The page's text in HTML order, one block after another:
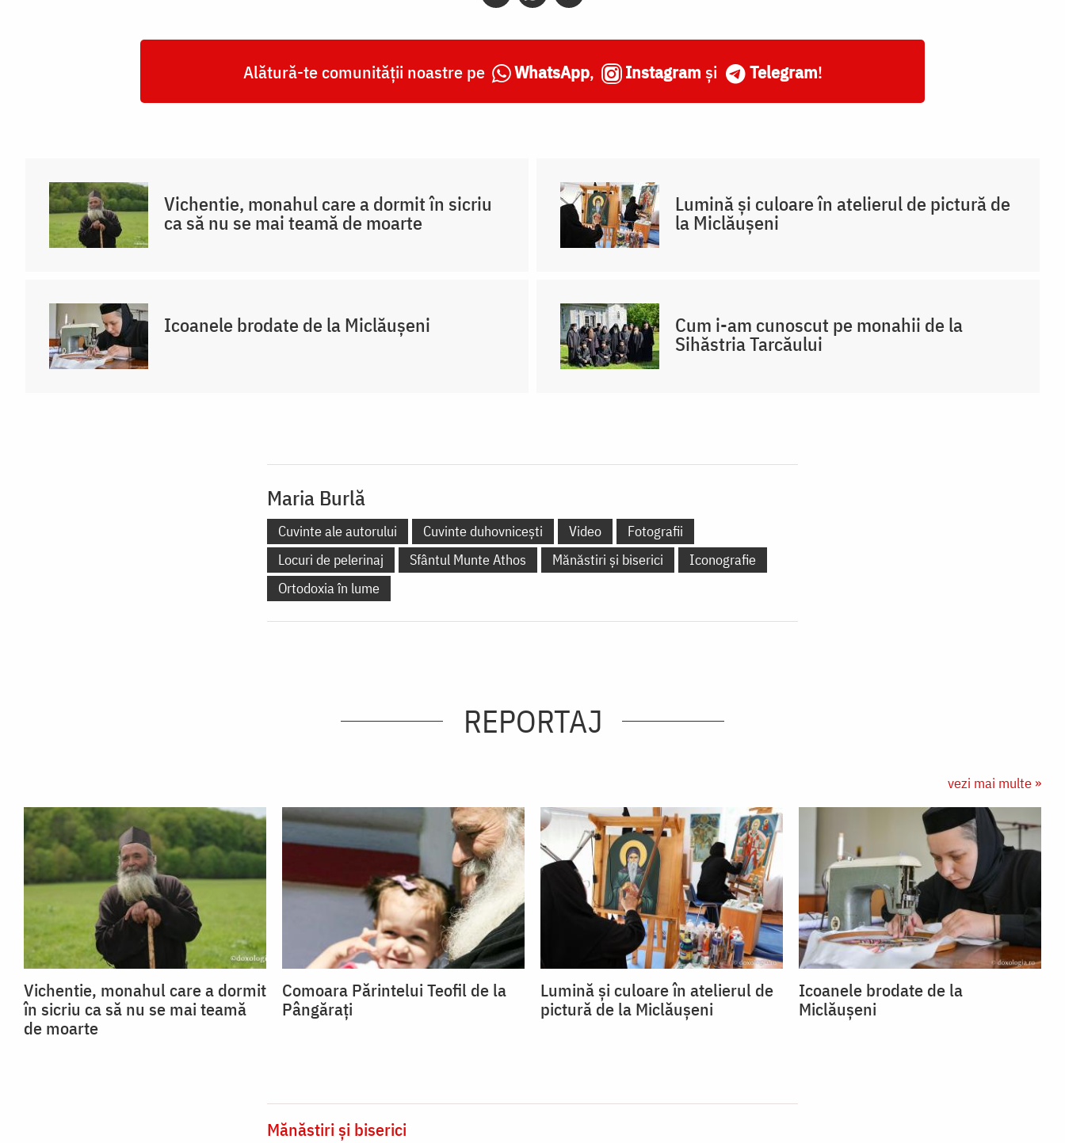
Alătură-te comunității noastre pe WhatsApp, Instagram și Telegram!
Vichentie, monahul care a dormit în sicriu
ca să nu se mai teamă de moarte
Lumină și culoare în atelierul de pictură de
la Miclăușeni
Icoanele brodate de la Miclăușeni Cum i-am cunoscut pe monahii de la
Sihăstria Tarcăului
Maria Burlă
Cuvinte ale autorului Cuvinte duhovnicești Video
Fotografii
Locuri de pelerinaj
Sfântul Munte Athos Mănăstiri și biserici
Iconografie
Ortodoxia în lume
REPORTAJ
vezi mai multe »
Vichentie, monahul care a dormit
în sicriu ca să nu se mai teamă
de moarte
Comoara Părintelui Teofil de la
Pângărați
Lumină și culoare în atelierul de
pictură de la Miclăușeni
Icoanele brodate de la
Miclăușeni
Mănăstiri și biserici